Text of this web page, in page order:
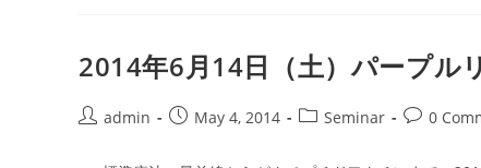
ャ
ン
与
2014年6月14日（土）パープル
Postadmin
PostMay 4, 2014
PostSeminar
Post0